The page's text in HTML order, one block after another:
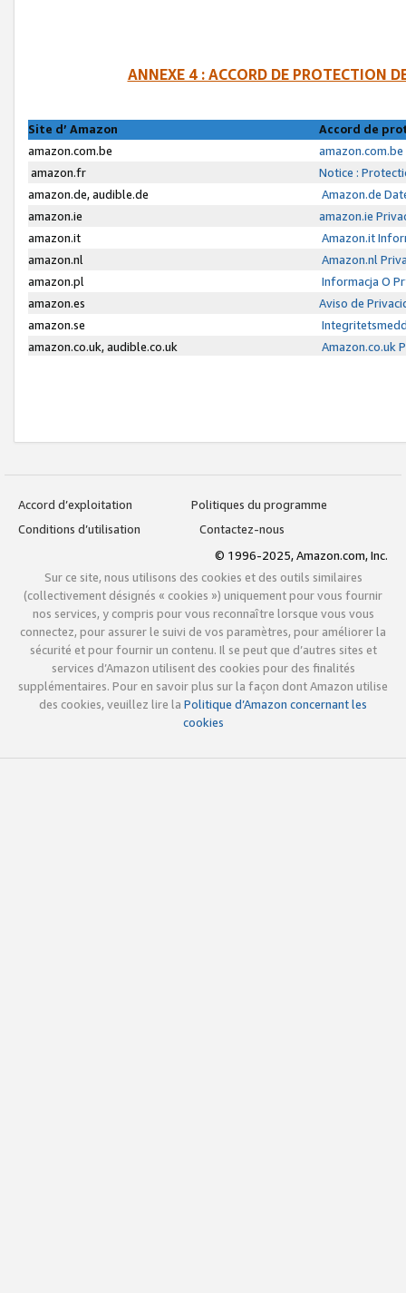
ANNEXE 4 : ACCORD DE PROTECTION
Site d’ Amazon
Accord de
amazon.com.be
amazon.fr
Notice :
amazon.de, audible.de
Amazon.de
amazon.ie
amazon.ie
amazon.it
Amazon.it
amazon.nl
Amazon.nl
amazon.pl
Informacja O
amazon.es
Aviso de
amazon.se
amazon.co.uk, audible.co.uk
Amazon.co.uk
Accord d’exploitation
Politiques du programme
Conditions d’utilisation
Contactez-nous
© 1996-2025, Amazon.com, Inc.
Sur ce site, nous utilisons des cookies et des outils similaires
(collectivement désignés « cookies ») uniquement pour vous fournir
nos services, y compris pour vous reconnaître lorsque vous vous
connectez, pour assurer le suivi de vos paramètres, pour améliorer la
sécurité et pour fournir un contenu. Il se peut que d’autres sites et
services d’Amazon utilisent des cookies pour des finalités
supplémentaires. Pour en savoir plus sur la façon dont Amazon utilise
des cookies, veuillez lire la Politique d’Amazon concernant les
cookies